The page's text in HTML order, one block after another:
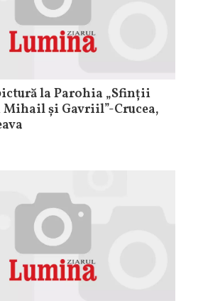
la Parohia „Sfinții
și Gavriil”-Crucea,